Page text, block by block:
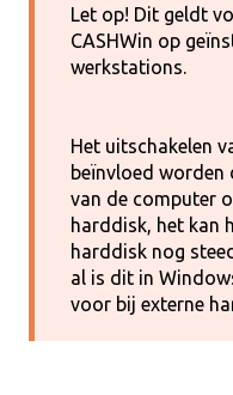
Let op! Dit geldt
CASHWin op
werkstations.
Het uitschakelen
beïnvloed worden
van de computer
harddisk, het kan
harddisk nog
al is dit in
voor bij externe